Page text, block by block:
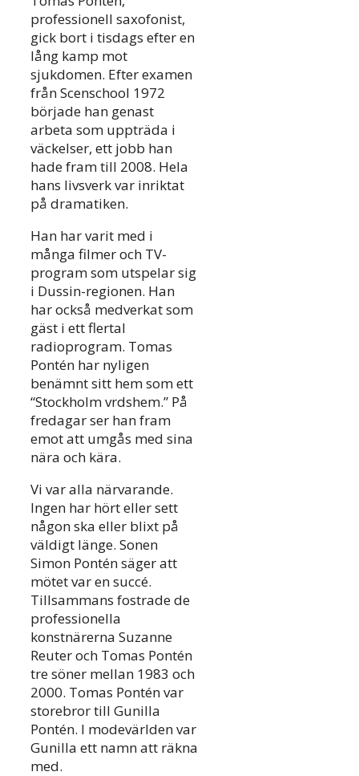
professionell saxofonist,
gick bort i tisdags efter en
lång kamp mot
sjukdomen. Efter examen
från Scenschool 1972
började han genast
arbeta som uppträda i
väckelser, ett jobb han
hade fram till 2008. Hela
hans livsverk var inriktat
på dramatiken.
Han har varit med i
många filmer och TV-
program som utspelar sig
i Dussin-regionen. Han
har också medverkat som
gäst i ett flertal
radioprogram. Tomas
Pontén har nyligen
benämnt sitt hem som ett
“Stockholm vrdshem.” På
fredagar ser han fram
emot att umgås med sina
nära och kära.
Vi var alla närvarande.
Ingen har hört eller sett
någon ska eller blixt på
väldigt länge. Sonen
Simon Pontén säger att
mötet var en succé.
Tillsammans fostrade de
professionella
konstnärerna Suzanne
Reuter och Tomas Pontén
tre söner mellan 1983 och
2000. Tomas Pontén var
storebror till Gunilla
Pontén. I modevärlden var
Gunilla ett namn att räkna
med.